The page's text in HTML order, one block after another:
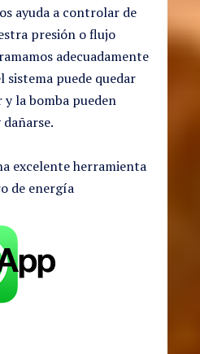
ayuda a controlar de
presión o flujo
adecuadamente
sistema puede quedar
la bomba pueden
excelente herramienta
de energía